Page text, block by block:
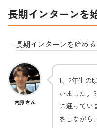
長期インターンを
—長期インターンを始め
内藤さん
1、2年生の
いました。
に通ってい
をしながら